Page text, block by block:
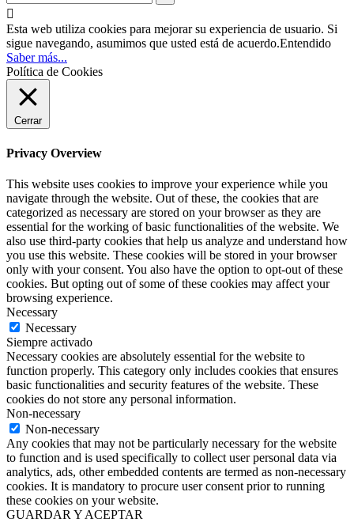

Esta web utiliza cookies para mejorar su experiencia de usuario. Si
sigue navegando, asumimos que usted está de acuerdo.Entendido
Saber más...
Política de Cookies
Cerrar
Privacy Overview
This website uses cookies to improve your experience while you
navigate through the website. Out of these, the cookies that are
categorized as necessary are stored on your browser as they are
essential for the working of basic functionalities of the website. We
also use third-party cookies that help us analyze and understand how
you use this website. These cookies will be stored in your browser
only with your consent. You also have the option to opt-out of these
cookies. But opting out of some of these cookies may affect your
browsing experience.
Necessary
Necessary
Siempre activado
Necessary cookies are absolutely essential for the website to
function properly. This category only includes cookies that ensures
basic functionalities and security features of the website. These
cookies do not store any personal information.
Non-necessary
Non-necessary
Any cookies that may not be particularly necessary for the website
to function and is used specifically to collect user personal data via
analytics, ads, other embedded contents are termed as non-necessary
cookies. It is mandatory to procure user consent prior to running
these cookies on your website.
GUARDAR Y ACEPTAR